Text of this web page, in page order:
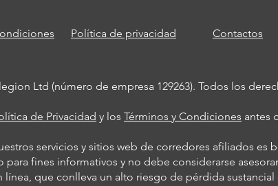
Política de privacidad Contactos
Ltd (número de empresa 129263). Todos los
de Privacidad y los Términos y Condiciones antes
servicios y sitios web de corredores afiliados es
fines informativos y no debe considerarse
línea, que conlleva un alto riesgo de pérdida